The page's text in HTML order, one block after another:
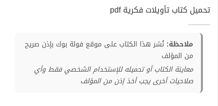
تحميل كتاب تأويلات فكرية pdf
ملاحظة: نُشر هذا الكتاب على موقع فولة بوك بإذن صريح
من المؤلف
معاينة الكتاب أو تحميله للإستخدام الشخصي فقط وأي
صلاحيات أخرى يجب أخذ إذن من المؤلف